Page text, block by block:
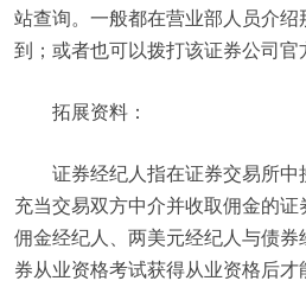
站查询。一般都在营业部人员介
到；或者也可以拨打该证券公司官
拓展资料：
证券经纪人指在证券交易所中
充当交易双方中介并收取佣金的
佣金经纪人、两美元经纪人与债
券从业资格考试获得从业资格后才